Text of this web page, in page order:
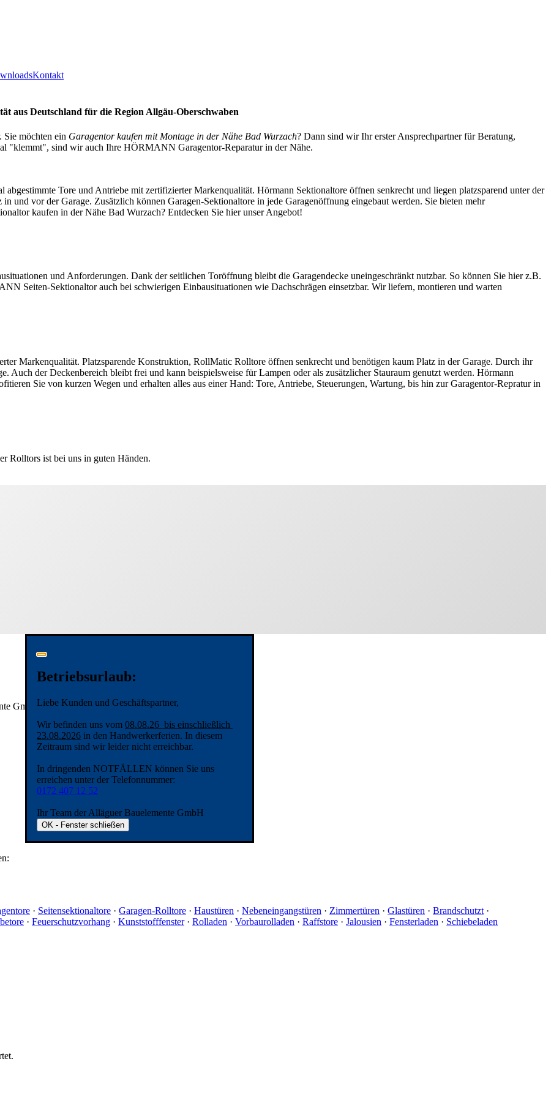
Kontakt
aus Deutschland für die Region Allgäu-Oberschwaben
möchten ein Garagentor kaufen mit Montage in der Nähe Bad Wurzach? Dann sind wir Ihr erster Ansprechpartner für Beratung,
"klemmt", sind wir auch Ihre HÖRMANN Garagentor-Reparatur in der Nähe.
Tore und Antriebe mit zertifizierter Markenqualität. Hörmann Sektionaltore öffnen senkrecht und liegen platzsparend unter der
und vor der Garage. Zusätzlich können Garagen-Sektionaltore in jede Garagenöffnung eingebaut werden. Sie bieten mehr
kaufen in der Nähe Bad Wurzach? Entdecken Sie hier unser Angebot!
und Anforderungen. Dank der seitlichen Toröffnung bleibt die Garagendecke uneingeschränkt nutzbar. So können Sie hier z.B.
Seiten-Sektionaltor auch bei schwierigen Einbausituationen wie Dachschrägen einsetzbar. Wir liefern, montieren und warten
Markenqualität. Platzsparende Konstruktion, RollMatic Rolltore öffnen senkrecht und benötigen kaum Platz in der Garage. Durch ihr
Auch der Deckenbereich bleibt frei und kann beispielsweise für Lampen oder als zusätzlicher Stauraum genutzt werden. Hörmann
Sie von kurzen Wegen und erhalten alles aus einer Hand: Tore, Antriebe, Steuerungen, Wartung, bis hin zur Garagentor-Repratur in
Rolltors ist bei uns in guten Händen.
Betriebsurlaub:
Liebe Kunden und Geschäftspartner,
Wir befinden uns vom 08.08.26 bis einschließlich
23.08.2026 in den Handwerkerferien. In diesem
Zeitraum sind wir leider nicht erreichbar.
In dringenden NOTFÄLLEN können Sie uns
erreichen unter der Telefonnummer:
0172 407 12 52
Ihr Team der Alläguer Bauelemente GmbH
OK - Fenster schließen
GmbH
· Seitensektionaltore · Garagen-Rolltore · Haustüren · Nebeneingangstüren · Zimmertüren · Glastüren · Brandschutzt ·
· Feuerschutzvorhang · Kunststofffenster· Rolladen · Vorbaurolladen · Raffstore · Jalousien · Fensterladen · Schiebeladen